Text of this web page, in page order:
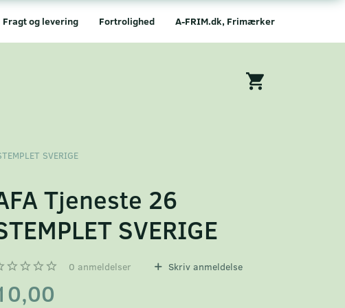
A-FRIM.dk, Frimærker
Fortrolighed
Fragt og levering
SVERIGE
Tjeneste 26
SVERIGE
0 anmeldelser Skriv anmeldelse